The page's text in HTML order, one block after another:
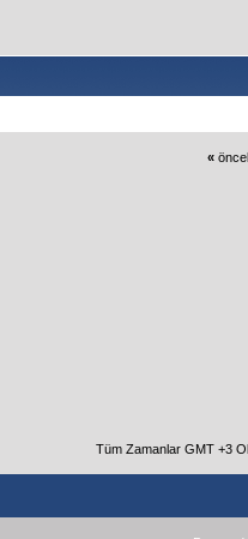
«
Tüm Zamanlar GMT +3